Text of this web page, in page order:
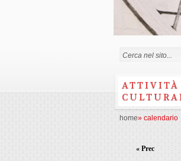
Form di
ATTIVITÀ
home» calendario
« Prec